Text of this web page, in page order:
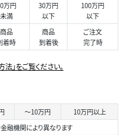
万円
未満
30万円
以下
100万円
以下
商品
着時
商品
到着後
ご注文
完了時
」をご覧ください。
～10万円
10万円以上
融機関により異なります